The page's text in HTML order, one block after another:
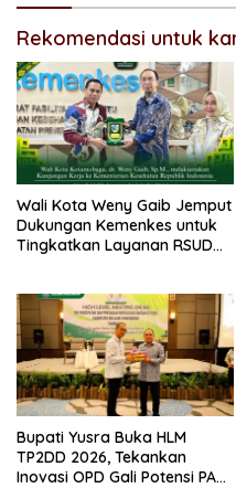
Rekomendasi untuk
Wali Kota Weny Gaib Jemput
Dukungan Kemenkes untuk
Tingkatkan Layanan RSUD
Bupati Yusra Buka HLM
TP2DD 2026, Tekankan
Inovasi OPD Gali Potensi PAD